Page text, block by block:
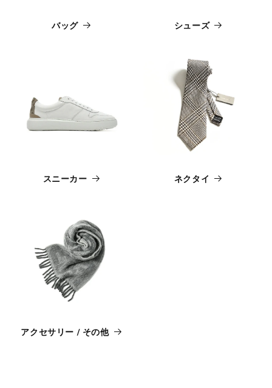
バッグ シューズ
スニーカー ネクタイ
アクセサリー / その他